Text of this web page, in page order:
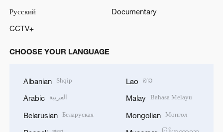
Русский
Documentary
CCTV+
CHOOSE YOUR LANGUAGE
Albanian Shqip
Arabic العربية
Belarusian Беларуская
Lao ລາວ
Malay Bahasa Melayu
Mongolian Монгол